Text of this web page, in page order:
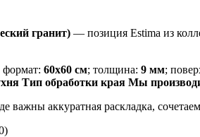
гранит) — позиция Estima из
60x60 см; толщина: 9 мм;
Тип обработки края Мы
важны аккуратная раскладка,